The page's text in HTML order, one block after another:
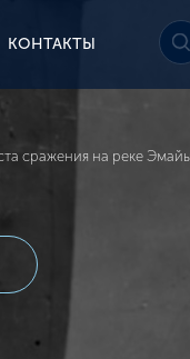
КОНТАКТЫ
сражения на реке